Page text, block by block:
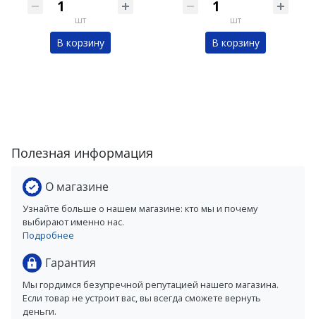
шт
В корзину
шт
В корзину
Полезная информация
О магазине
Узнайте больше о нашем магазине: кто мы и почему
выбирают именно нас.
Подробнее
Гарантия
Мы гордимся безупречной репутацией нашего магазина.
Если товар не устроит вас, вы всегда сможете вернуть
деньги.